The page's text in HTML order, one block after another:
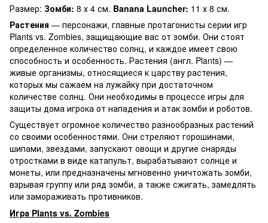
Размер: Зомби: 8 х 4 см. Banana Launcher: 11 х 8 см.
Растения — персонажи, главные протагонисты серии игр
Plants vs. Zombies, защищающие вас от зомби. Они стоят
определенное количество солнц, и каждое имеет свою
способность и особенность. Растения (англ. Plants) —
живые организмы, относящиеся к царству растения,
которых мы сажаем на лужайку при достаточном
количестве солнц. Они необходимы в процессе игры для
защиты дома игрока от нападения и атак зомби и роботов.
Существует огромное количество разнообразных растений
со своими особенностями. Они стреляют горошинами,
шипами, звездами, запускают овощи и другие снаряды
отростками в виде катапульт, вырабатывают солнце и
монеты, или предназначены мгновенно уничтожать зомби,
взрывая группу или ряд зомби, а также сжигать, замедлять
или замораживать противников.
Игра Plants vs. Zombies